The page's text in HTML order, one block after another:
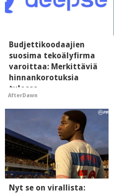
Budjettikoodaajien
suosima tekoälyfirma
varoittaa: Merkittäviä
hinnankorotuksia
tulossa
AfterDawn
Nyt se on virallista: